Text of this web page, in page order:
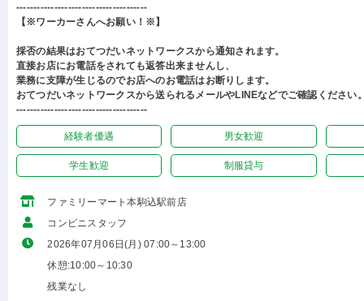
--------------------------------------
【※ワーカーさんへお願い！※】
採否の結果はおてつだいネットワークスから通知されます。
直接お店にお電話をされても返答出来ませんし、
業務に支障が生じるのでお店へのお電話はお断りします。
おてつだいネットワークスから送られるメールやLINEなどでご確認ください
--------------------------------------
経験者優遇 男女歓迎
学生歓迎 制服貸与
ファミリーマート本駒込駅前店
コンビニスタッフ
2026年07月06日(月) 07:00～13:00
休憩:10:00～10:30
残業なし